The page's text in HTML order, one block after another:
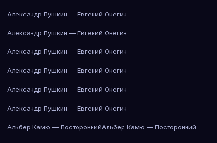
Александр Пушкин — Евгений Онегин
Александр Пушкин — Евгений Онегин
Александр Пушкин — Евгений Онегин
Александр Пушкин — Евгений Онегин
Александр Пушкин — Евгений Онегин
Александр Пушкин — Евгений Онегин
Альбер Камю — ПостороннийАльбер Камю — Посторонний